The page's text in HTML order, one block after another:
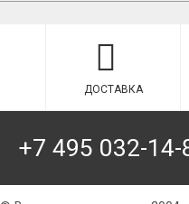
ДОСТАВКА
+7 495 032-14-